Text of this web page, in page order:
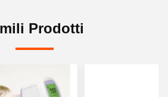
Prodotti